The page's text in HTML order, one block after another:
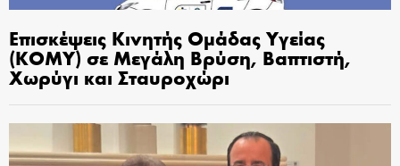
Επισκέψεις Κινητής Ομάδας Υγείας
(ΚΟΜΥ) σε Μεγάλη Βρύση, Βαπτιστή,
Χωρύγι και Σταυροχώρι